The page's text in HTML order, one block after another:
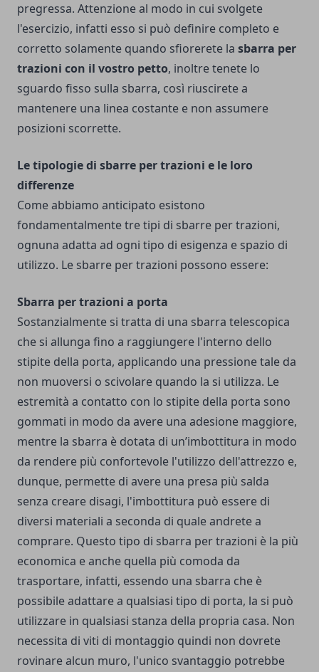
pregressa. Attenzione al modo in cui svolgete
l'esercizio, infatti esso si può definire completo e
corretto solamente quando sfiorerete la sbarra per
trazioni con il vostro petto, inoltre tenete lo
sguardo fisso sulla sbarra, così riuscirete a
mantenere una linea costante e non assumere
posizioni scorrette.
Le tipologie di sbarre per trazioni e le loro
differenze
Come abbiamo anticipato esistono
fondamentalmente tre tipi di sbarre per trazioni,
ognuna adatta ad ogni tipo di esigenza e spazio di
utilizzo. Le sbarre per trazioni possono essere:
Sbarra per trazioni a porta
Sostanzialmente si tratta di una sbarra telescopica
che si allunga fino a raggiungere l'interno dello
stipite della porta, applicando una pressione tale da
non muoversi o scivolare quando la si utilizza. Le
estremità a contatto con lo stipite della porta sono
gommati in modo da avere una adesione maggiore,
mentre la sbarra è dotata di un’imbottitura in modo
da rendere più confortevole l'utilizzo dell'attrezzo e,
dunque, permette di avere una presa più salda
senza creare disagi, l'imbottitura può essere di
diversi materiali a seconda di quale andrete a
comprare. Questo tipo di sbarra per trazioni è la più
economica e anche quella più comoda da
trasportare, infatti, essendo una sbarra che è
possibile adattare a qualsiasi tipo di porta, la si può
utilizzare in qualsiasi stanza della propria casa. Non
necessita di viti di montaggio quindi non dovrete
rovinare alcun muro, l'unico svantaggio potrebbe